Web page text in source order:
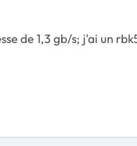
de 1,3 gb/s; j'ai un